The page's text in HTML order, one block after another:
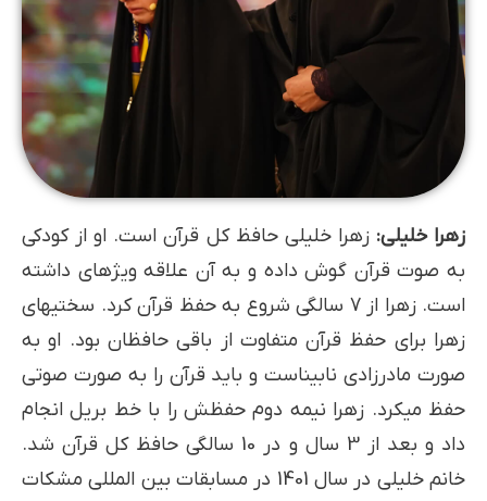
زهرا خلیلی: زهرا خلیلی حافظ کل قرآن است. او از کودکی
به صوت قرآن گوش داده و به آن علاقه ویژه­ای داشته
است. زهرا از 7 سالگی شروع به حفظ قرآن کرد. سختی­های
زهرا برای حفظ قرآن متفاوت از باقی حافظان بود. او به
صورت مادرزادی نابیناست و باید قرآن را به صورت صوتی
حفظ می­کرد. زهرا نیمه دوم حفظش را با خط بریل انجام
داد و بعد از 3 سال و در 10 سالگی حافظ کل قرآن شد.
خانم خلیلی در سال 1401 در مسابقات بین المللی مشکات